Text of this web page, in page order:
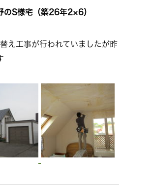
のS様宅（築26年2×6）
え工事が行われていましたが昨